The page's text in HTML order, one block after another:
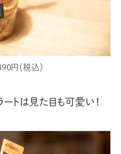
円（税込）
トは見た目も可愛い！